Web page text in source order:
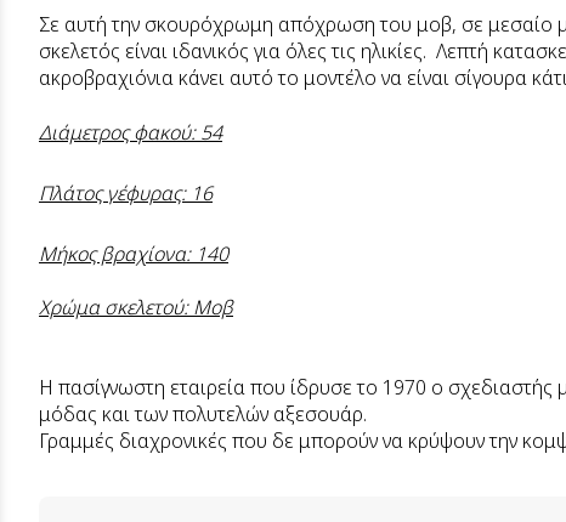
Σε αυτή την σκουρόχρωμη απόχρωση του μοβ, σε μεσαίο
σκελετός είναι ιδανικός για όλες τις ηλικίες. Λεπτή
ακροβραχιόνια κάνει αυτό το μοντέλο να είναι σίγουρα
Διάμετρος φακού: 54
Πλάτος γέφυρας: 16
Μήκος βραχίονα: 140
Χρώμα σκελετού: Μοβ
Η πασίγνωστη εταιρεία που ίδρυσε το 1970 ο σχεδιαστής
μόδας και των πολυτελών αξεσουάρ.
Γραμμές διαχρονικές που δε μπορούν να κρύψουν την